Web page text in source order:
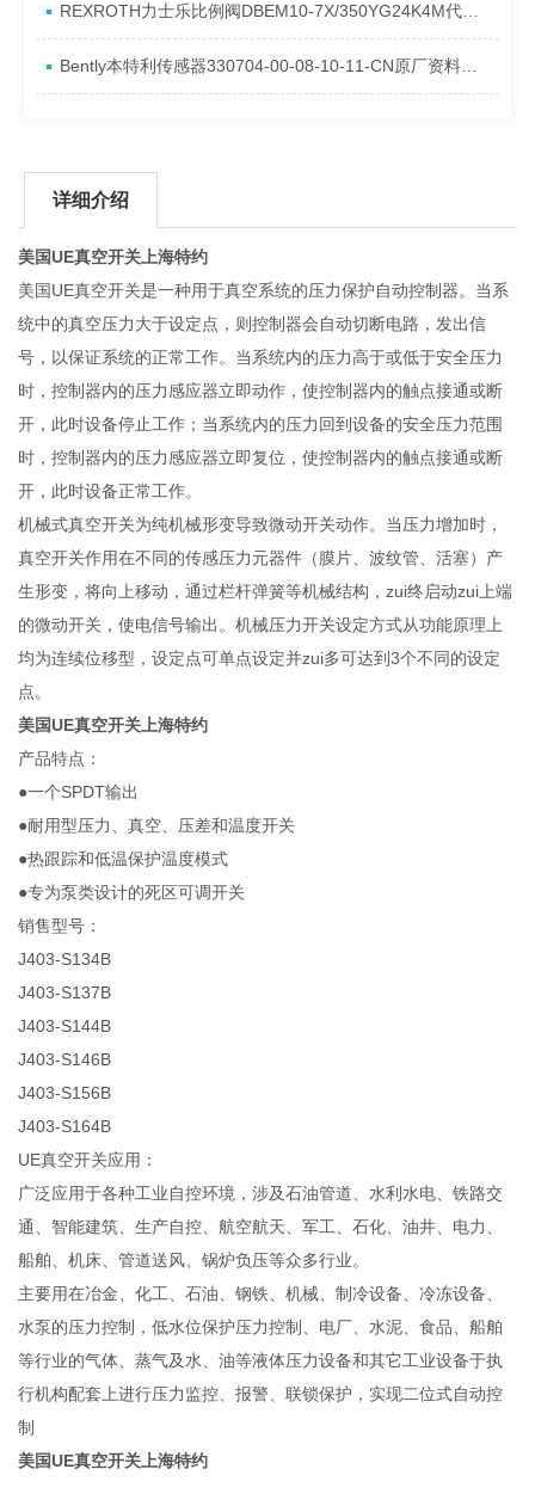
REXROTH力士乐比例阀DBEM10-7X/350YG24K4M代理资料
Bently本特利传感器330704-00-08-10-11-CN原厂资料介绍
详细介绍
美国UE真空开关上海特约
美国UE真空开关是一种用于真空系统的压力保护自动控制器。当系
统中的真空压力大于设定点，则控制器会自动切断电路，发出信
号，以保证系统的正常工作。当系统内的压力高于或低于安全压力
时，控制器内的压力感应器立即动作，使控制器内的触点接通或断
开，此时设备停止工作；当系统内的压力回到设备的安全压力范围
时，控制器内的压力感应器立即复位，使控制器内的触点接通或断
开，此时设备正常工作。
机械式真空开关为纯机械形变导致微动开关动作。当压力增加时，
真空开关作用在不同的传感压力元器件（膜片、波纹管、活塞）产
生形变，将向上移动，通过栏杆弹簧等机械结构，zui终启动zui上端
的微动开关，使电信号输出。机械压力开关设定方式从功能原理上
均为连续位移型，设定点可单点设定并zui多可达到3个不同的设定
点。
美国UE真空开关上海特约
产品特点：
●一个SPDT输出
●耐用型压力、真空、压差和温度开关
●热跟踪和低温保护温度模式
●专为泵类设计的死区可调开关
销售型号：
J403-S134B
J403-S137B
J403-S144B
J403-S146B
J403-S156B
J403-S164B
UE真空开关应用：
广泛应用于各种工业自控环境，涉及石油管道、水利水电、铁路交
通、智能建筑、生产自控、航空航天、军工、石化、油井、电力、
船舶、机床、管道送风、锅炉负压等众多行业。
主要用在冶金、化工、石油、钢铁、机械、制冷设备、冷冻设备、
水泵的压力控制，低水位保护压力控制、电厂、水泥、食品、船舶
等行业的气体、蒸气及水、油等液体压力设备和其它工业设备于执
行机构配套上进行压力监控、报警、联锁保护，实现二位式自动控
制
美国UE真空开关上海特约